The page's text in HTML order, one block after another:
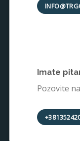
Imate
Pozovite